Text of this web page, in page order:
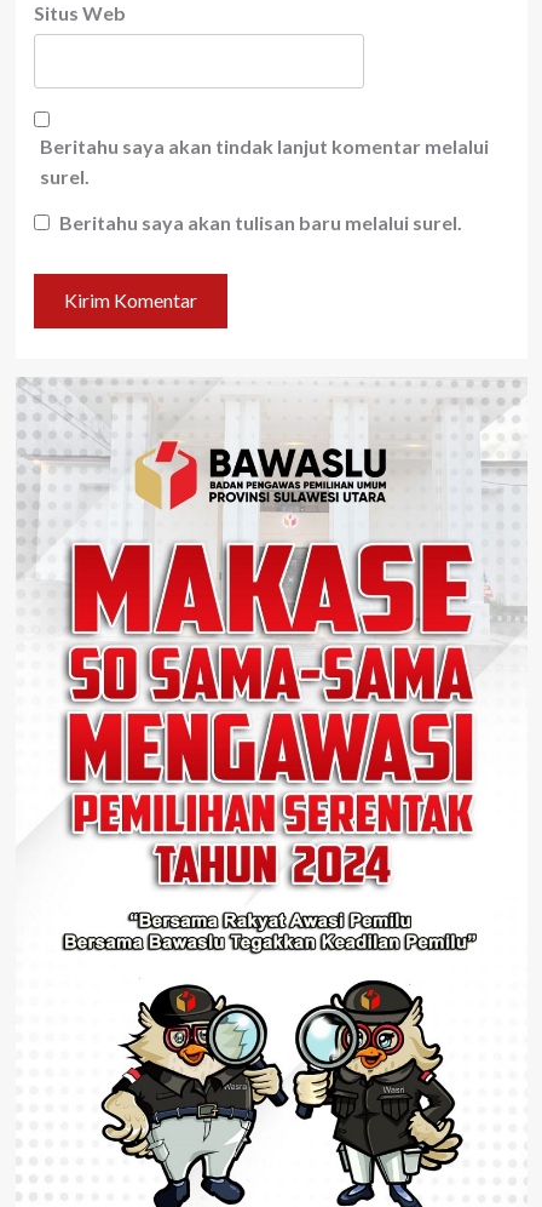
Situs Web
Beritahu saya akan tindak lanjut komentar melalui
surel.
Beritahu saya akan tulisan baru melalui surel.